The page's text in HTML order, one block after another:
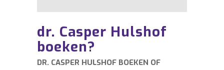
dr. Casper Hulshof
boeken?
DR. CASPER HULSHOF BOEKEN OF